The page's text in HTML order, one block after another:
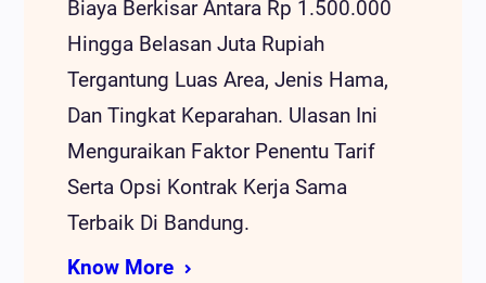
Biaya Berkisar Antara Rp 1.500.000
Hingga Belasan Juta Rupiah
Tergantung Luas Area, Jenis Hama,
Dan Tingkat Keparahan. Ulasan Ini
Menguraikan Faktor Penentu Tarif
Serta Opsi Kontrak Kerja Sama
Terbaik Di Bandung.
Know More